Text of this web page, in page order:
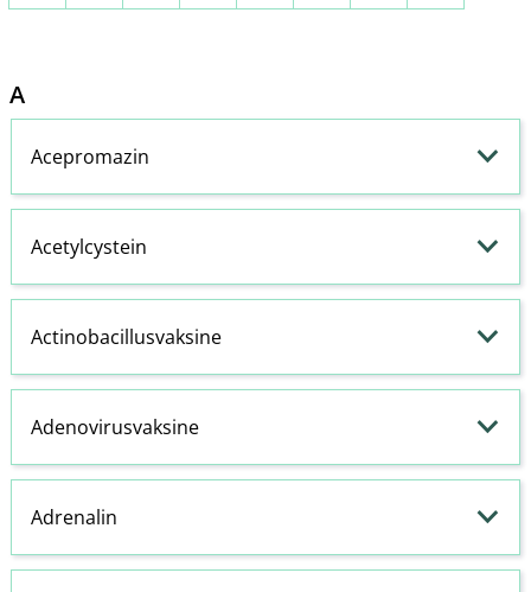
A
Acepromazin
Acetylcystein
Actinobacillusvaksine
Adenovirusvaksine
Adrenalin